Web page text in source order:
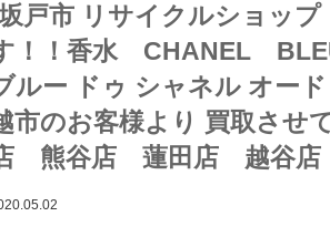
戸市 リサイクルショッ
！！香水 CHANEL
ルー ドゥ シャネル オー
市のお客様より 買取させ
熊谷店 蓮田店 越谷店